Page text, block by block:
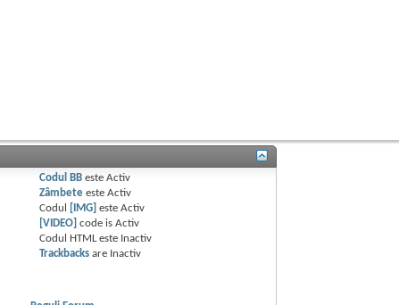
Codul BB esteActiv
Zâmbete esteActiv
Codul
[IMG] esteActiv
[VIDEO] code isActiv
Codul HTML este Inactiv
Trackbacks are Inactiv